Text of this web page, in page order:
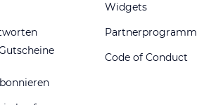
Widgets
Partnerprogramm
Code of Conduct